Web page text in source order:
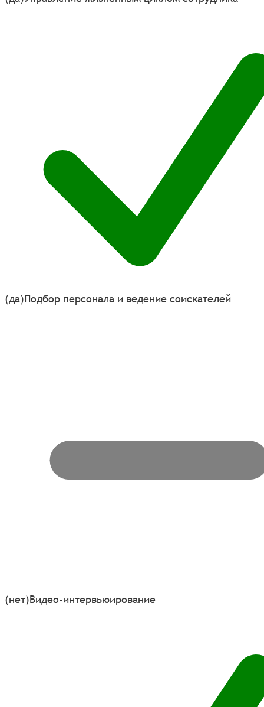
(да)Подбор персонала и ведение соискателей
(нет)Видео-интервьюирование